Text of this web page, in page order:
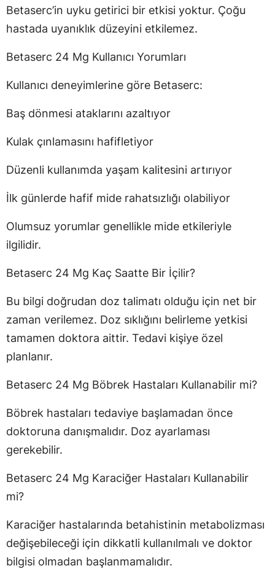
Betaserc’in uyku getirici bir etkisi yoktur. Çoğu
hastada uyanıklık düzeyini etkilemez.
Betaserc 24 Mg Kullanıcı Yorumları
Kullanıcı deneyimlerine göre Betaserc:
Baş dönmesi ataklarını azaltıyor
Kulak çınlamasını hafifletiyor
Düzenli kullanımda yaşam kalitesini artırıyor
İlk günlerde hafif mide rahatsızlığı olabiliyor
Olumsuz yorumlar genellikle mide etkileriyle
ilgilidir.
Betaserc 24 Mg Kaç Saatte Bir İçilir?
Bu bilgi doğrudan doz talimatı olduğu için net bir
zaman verilemez. Doz sıklığını belirleme yetkisi
tamamen doktora aittir. Tedavi kişiye özel
planlanır.
Betaserc 24 Mg Böbrek Hastaları Kullanabilir mi?
Böbrek hastaları tedaviye başlamadan önce
doktoruna danışmalıdır. Doz ayarlaması
gerekebilir.
Betaserc 24 Mg Karaciğer Hastaları Kullanabilir
mi?
Karaciğer hastalarında betahistinin metabolizması
değişebileceği için dikkatli kullanılmalı ve doktor
bilgisi olmadan başlanmamalıdır.